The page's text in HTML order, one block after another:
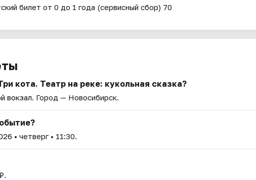
билет от 0 до 1 года (сервисный сбор) 70
кота. Театр на реке: кукольная сказка?
вокзал. Город — Новосибирск.
• четверг • 11:30.